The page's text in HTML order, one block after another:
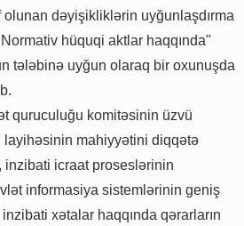
dəyişikliklərin uyğunlaşdırma
hüquqi aktlar haqqında"
tələbinə uyğun olaraq bir oxunuşda
quruculuğu komitəsinin üzvü
layihəsinin mahiyyətini diqqətə
inzibati icraat proseslərinin
informasiya sistemlərinin geniş
xətalar haqqında qərarların